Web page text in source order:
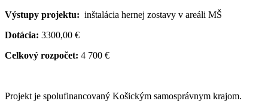
Výstupy projektu: inštalácia hernej zostavy v areáli MŠ
Dotácia: 3300,00 €
Celkový rozpočet: 4 700 €
Projekt je spolufinancovaný Košickým samosprávnym krajom.